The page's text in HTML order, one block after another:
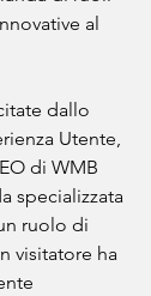
al
dallo
Utente,
di WMB
specializzata
ruolo di
visitatore ha